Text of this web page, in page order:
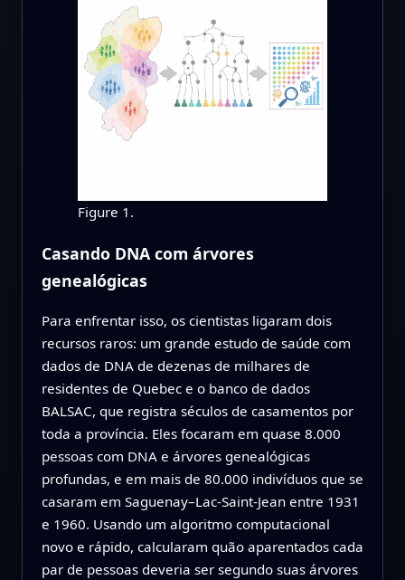
Figure 1.
Casando DNA com árvores
genealógicas
Para enfrentar isso, os cientistas ligaram dois
recursos raros: um grande estudo de saúde com
dados de DNA de dezenas de milhares de
residentes de Quebec e o banco de dados
BALSAC, que registra séculos de casamentos por
toda a província. Eles focaram em quase 8.000
pessoas com DNA e árvores genealógicas
profundas, e em mais de 80.000 indivíduos que se
casaram em Saguenay–Lac-Saint-Jean entre 1931
e 1960. Usando um algoritmo computacional
novo e rápido, calcularam quão aparentados cada
par de pessoas deveria ser segundo suas árvores